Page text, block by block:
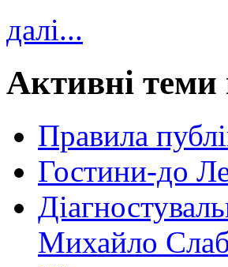
далі...
Активні теми
Правила
Гостини-до
Михайло